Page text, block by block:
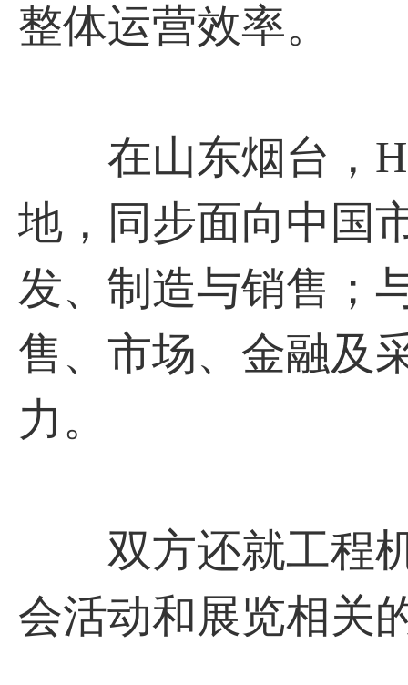
整体运营效率。
在山东烟台，
地，同步面向中国
发、制造与销售；
售、市场、金融及
力。
双方还就工程机
会活动和展览相关